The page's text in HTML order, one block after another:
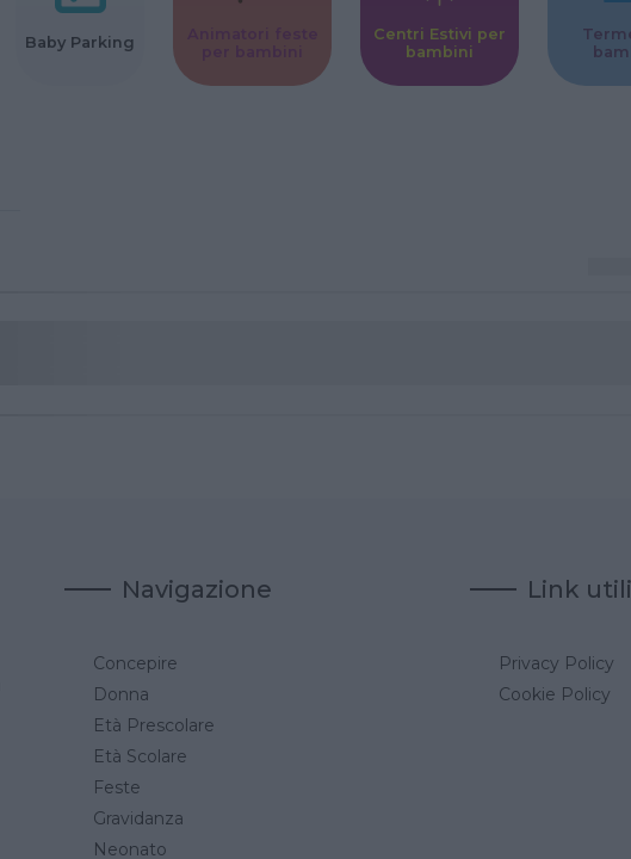
Baby Parking
Centri Estivi per
bambini
Navigazione
Concepire
Donna
Età Prescolare
Età Scolare
Feste
Gravidanza
Neonato
Link utili
Privacy Policy
Cookie Policy